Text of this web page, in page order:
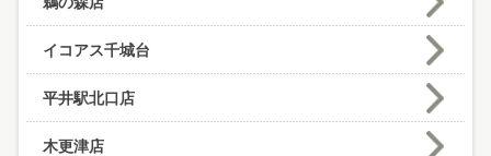
イコアス千城台
平井駅北口店
木更津店